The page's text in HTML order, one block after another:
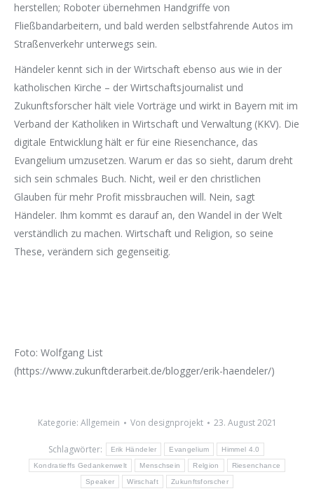
herstellen; Roboter übernehmen Handgriffe von
Fließbandarbeitern, und bald werden selbstfahrende Autos im
Straßenverkehr unterwegs sein.
​Händeler kennt sich in der Wirtschaft ebenso aus wie in der
katholischen Kirche – der Wirtschaftsjournalist und
Zukunftsforscher hält viele Vorträge und wirkt in Bayern mit im
Verband der Katholiken in Wirtschaft und Verwaltung (KKV). Die
digitale Entwicklung hält er für eine Riesenchance, das
Evangelium umzusetzen. Warum er das so sieht, darum dreht
sich sein schmales Buch. Nicht, weil er den christlichen
Glauben für mehr Profit missbrauchen will. Nein, sagt
Händeler. Ihm kommt es darauf an, den Wandel in der Welt
verständlich zu machen. Wirtschaft und Religion, so seine
These, verändern sich gegenseitig.
Foto: Wolfgang List
(https://www.zukunftderarbeit.de/blogger/erik-haendeler/)
Kategorie: Allgemein Von designprojekt 23. August 2021
Schlagwörter: Erik Händeler Evangelium Himmel 4.0
Kondratieffs Gedankenwelt Menschsein Relgion Riesenchance
Speaker Wirschaft Zukunftsforscher